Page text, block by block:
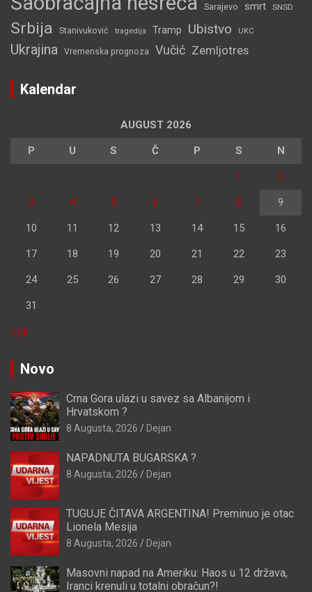
Sarajevo smrt SNSD
Srbija Stanivuković tragedija Tramp Ubistvo UKC
Ukrajina Vremenska prognoza Vučić Zemljotres
Kalendar
AUGUST 2026
P U S Č P S N
1 2
3 4 5 6 7 8 9
10 11 12 13 14 15 16
17 18 19 20 21 22 23
24 25 26 27 28 29 30
31
« jul
Novo
Crna Gora ulazi u savez sa Albanijom i
Hrvatskom ?
8 Augusta, 2026 Dejan
NAPADNUTA BUGARSKA ?
8 Augusta, 2026 Dejan
TUGUJE ČITAVA ARGENTINA! Preminuo je otac
Lionela Mesija
8 Augusta, 2026 Dejan
Masovni napad na Ameriku: Haos u 12 država,
Iranci krenuli u totalni obračun?!